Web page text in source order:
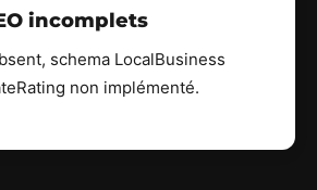
incomplets
schema LocalBusiness
non implémenté.